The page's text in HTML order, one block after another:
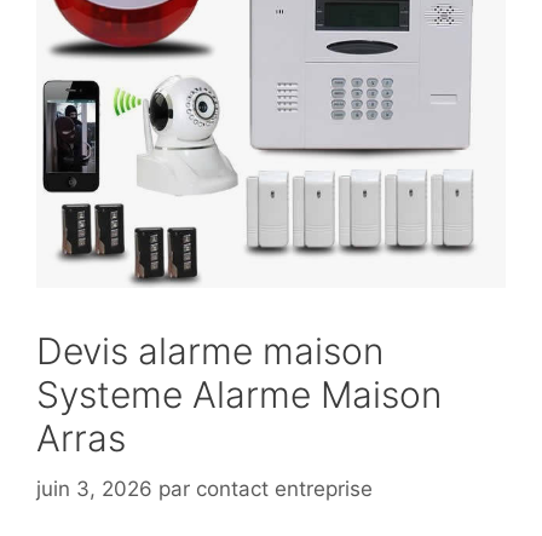
Devis alarme maison
Systeme Alarme Maison
Arras
juin 3, 2026 par contact entreprise